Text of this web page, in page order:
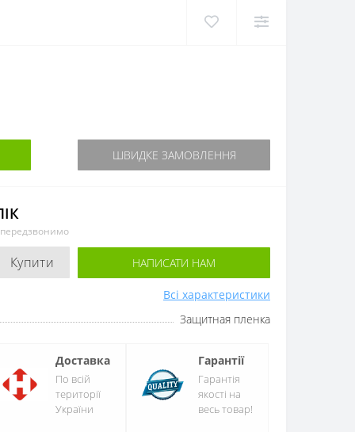
ШВИДКЕ ЗАМОВЛЕННЯ
Купити НАПИСАТИ НАМ
Всі характеристики
Защитная пленка
Доставка
По всій
території
України
Гарантії
Гарантія
якості на
весь товар!